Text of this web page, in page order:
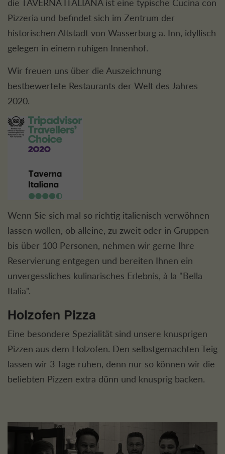
die TAVERNA ITALIANA ist eine typische Cucina con
Pizzeria und befindet sich im Zentrum der
historischen Altstadt von Wasserburg a. Inn, idyllisch
gelegen in einem ruhigen Innenhof.
Wir freuen uns über die Auszeichnung
bestbewertete Restaurants der Welt des Jahres
2020.
Wenn Sie sich mal so richtig italienisch verwöhnen
lassen wollen, ob alleine, zu zweit oder in Gruppen
bis über 100 Personen, nehmen wir gerne Ihre
Reservierung entgegen und bereiten Ihnen ein
unvergessliches kulinarisches Erlebnis, à la "Bella
Italia".
Holzofen Pizza
Eine besondere Spezialität sind unsere knusprigen
Pizzen aus dem Holzofen. Den selbstgemachten Teig
lassen wir 3 Tage ruhen, denn nur so können wir die
beliebten Pizzen extra dünn und knusprig backen.